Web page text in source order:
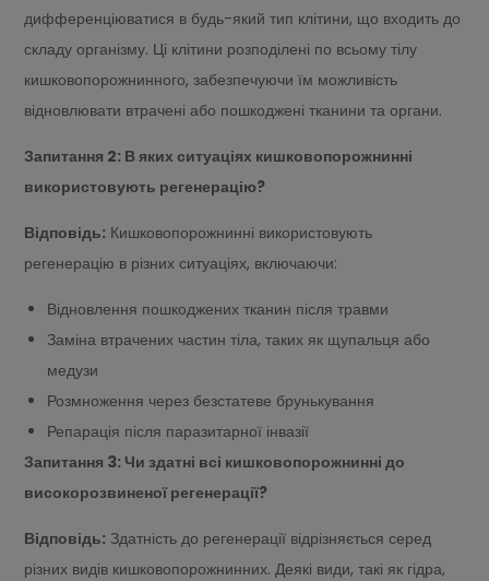
дифференціюватися в будь-який тип клітини, що входить до
складу організму. Ці клітини розподілені по всьому тілу
кишковопорожнинного, забезпечуючи їм можливість
відновлювати втрачені або пошкоджені тканини та органи.
Запитання 2: В яких ситуаціях кишковопорожнинні
використовують регенерацію?
Відповідь: Кишковопорожнинні використовують
регенерацію в різних ситуаціях, включаючи:
Відновлення пошкоджених тканин після травми
Заміна втрачених частин тіла, таких як щупальця або
медузи
Розмноження через безстатеве брунькування
Репарація після паразитарної інвазії
Запитання 3: Чи здатні всі кишковопорожнинні до
високорозвиненої регенерації?
Відповідь: Здатність до регенерації відрізняється серед
різних видів кишковопорожнинних. Деякі види, такі як гідра,